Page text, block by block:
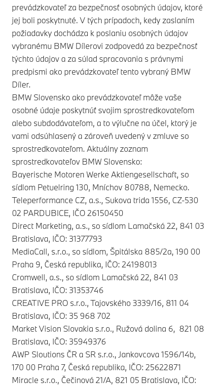
prevádzkovateľ za bezpečnosť osobných údajov, ktoré
jej boli poskytnuté. V tých prípadoch, kedy zaslaním
požiadavky dochádza k poslaniu osobných údajov
vybranému BMW Dílerovi zodpovedá za bezpečnosť
týchto údajov a za súlad spracovania s právnymi
predpismi ako prevádzkovateľ tento vybraný BMW
Díler.
BMW Slovensko ako prevádzkovateľ môže vaše
osobné údaje poskytnúť svojim sprostredkovateľom
alebo subdodávateľom, a to výlučne na účel, ktorý je
vami odsúhlasený a zároveň uvedený v zmluve so
sprostredkovateľom. Aktuálny zoznam
sprostredkovateľov BMW Slovensko:
Bayerische Motoren Werke Aktiengesellschaft, so
sídlom Petuelring 130, Mníchov 80788, Nemecko.
Teleperformance CZ, a.s., Sukova trida 1556, CZ-530
02 PARDUBICE, IČO 26150450
Direct Marketing, a.s., so sídlom Lamačská 22, 841 03
Bratislava, IČO: 31377793
MediaCall, s.r.o., so sídlom, Špitálska 885/2a, 190 00
Praha 9, Česká republika, IČO: 24198013
Cromwell, a.s., so sídlom Lamačská 22, 841 03
Bratislava, IČO: 31353746
CREATIVE PRO s.r.o., Tajovského 3339/16, 811 04
Bratislava, IČO: 35 968 702
Market Vision Slovakia s.r.o., Ružová dolina 6, 821 08
Bratislava, IČO: 35949376
AWP Sloutions ČR a SR s.r.o., Jankovcova 1596/14b,
170 00 Praha 7, Česká republika, IČO: 25622871
Miracle s.r.o., Čečinová 21/A, 821 05 Bratislava, IČO: